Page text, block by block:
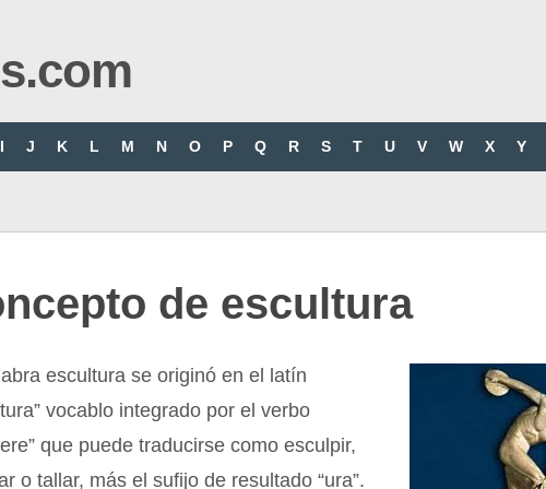
I J K L M N O P Q R S T U V W X Y
de escultura
escultura se originó en el latín
vocablo integrado por el verbo
que puede traducirse como esculpir,
o tallar, más el sufijo de resultado “ura”.